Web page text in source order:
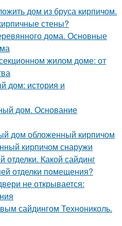
дом из бруса кирпичом.
стены?
дома. Основные
жилом доме: от
дом: история и
дом. Основание
дом обложенный кирпичом
кирпичом снаружи
отделки. Какой сайдинг
отделки помещения?
не открывается:
сайдингом Технониколь.